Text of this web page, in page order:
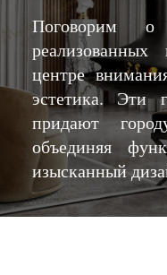
Поговорим о
центре
эстетика. Эти
придают
объединяя
изысканный